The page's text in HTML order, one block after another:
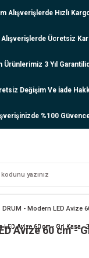
Alışverişlerde Hızlı
Ücretsiz
Ürünlerimiz 3 Yıl
Değişim Ve İade
%100
DRUM - Modern LED Avize
Avize 60 cm -